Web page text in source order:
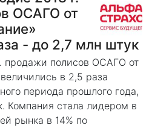
ОСАГО от
- до 2,7 млн штук
продажи полисов ОСАГО от
в 2,5 раза
периода прошлого года,
Компания стала лидером в
рынка в 14% по